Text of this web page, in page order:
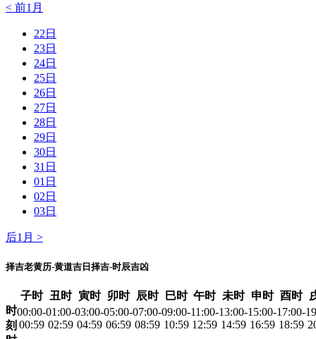
< 前1月
22日
23日
24日
25日
26日
27日
28日
29日
30日
31日
01日
02日
03日
后1月 >
择吉老黄历-黄道吉日择吉-时辰吉凶
子时 丑时 寅时 卯时 辰时 巳时 午时 未时 申时 酉时
时
刻
00:00-
00:59
01:00-
02:59
03:00-
04:59
05:00-
06:59
07:00-
08:59
09:00-
10:59
11:00-
12:59
13:00-
14:59
15:00-
16:59
17:00-
18:59